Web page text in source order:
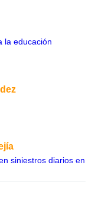
la educación
siniestros diarios en